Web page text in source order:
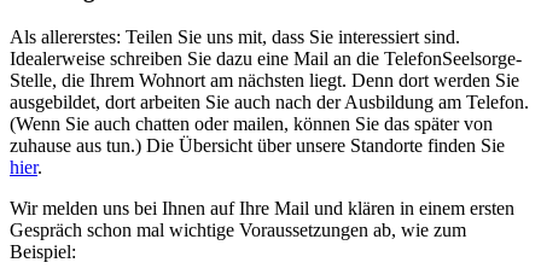
Als allererstes: Teilen Sie uns mit, dass Sie interessiert sind.
Idealerweise schreiben Sie dazu eine Mail an die TelefonSeelsorge-
Stelle, die Ihrem Wohnort am nächsten liegt. Denn dort werden Sie
ausgebildet, dort arbeiten Sie auch nach der Ausbildung am Telefon.
(Wenn Sie auch chatten oder mailen, können Sie das später von
zuhause aus tun.) Die Übersicht über unsere Standorte finden Sie
hier.
Wir melden uns bei Ihnen auf Ihre Mail und klären in einem ersten
Gespräch schon mal wichtige Voraussetzungen ab, wie zum
Beispiel: